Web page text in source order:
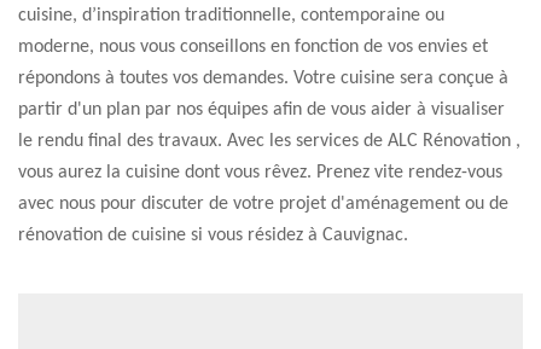
cuisine, d’inspiration traditionnelle, contemporaine ou
moderne, nous vous conseillons en fonction de vos envies et
répondons à toutes vos demandes. Votre cuisine sera conçue à
partir d'un plan par nos équipes afin de vous aider à visualiser
le rendu final des travaux. Avec les services de ALC Rénovation ,
vous aurez la cuisine dont vous rêvez. Prenez vite rendez-vous
avec nous pour discuter de votre projet d'aménagement ou de
rénovation de cuisine si vous résidez à Cauvignac.